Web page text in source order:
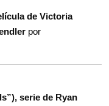
de Victoria
por
serie de Ryan